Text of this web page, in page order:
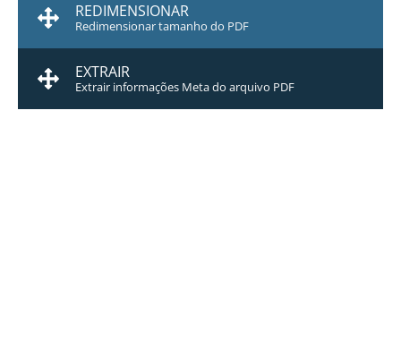
REDIMENSIONAR
Redimensionar tamanho do PDF
EXTRAIR
Extrair informações Meta do arquivo PDF